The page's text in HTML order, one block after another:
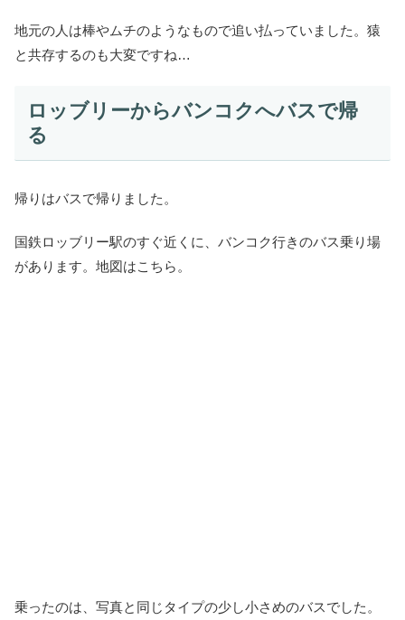
地元の人は棒やムチのようなもので追い払っていました。猿
と共存するのも大変ですね…
ロッブリーからバンコクへバスで帰
る
帰りはバスで帰りました。
国鉄ロッブリー駅のすぐ近くに、バンコク行きのバス乗り場
があります。地図はこちら。
乗ったのは、写真と同じタイプの少し小さめのバスでした。